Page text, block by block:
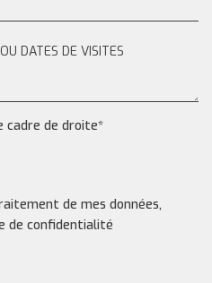
cadre de droite*
de mes données,
de confidentialité